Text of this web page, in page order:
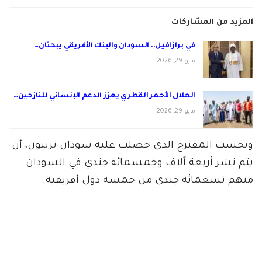
المزيد من المشاركات
في برازافيل.. السودان والبنك الأفريقي يبحثان…
مايو 29, 2026
الهلال الأحمر القطري يعزز الدعم الإنساني للنازحين…
مايو 29, 2026
وبحسب المقترح الذي حصلت عليه سودان تربيون، أن
يتم نشر أربعة آلاف وخمسمائة جندي في السودان
منهم تسعمائة جندي من خمسة دول أفريقية.